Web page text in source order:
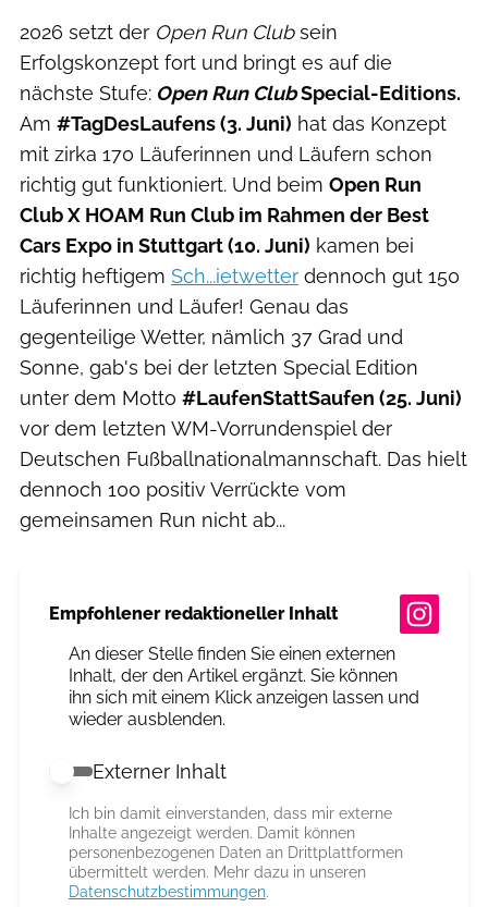
2026 setzt der Open Run Clubsein
Erfolgskonzept fort und bringt es auf die
nächste Stufe: Open Run ClubSpecial-Editions.
Am #TagDesLaufens (3. Juni) hat das Konzept
mit zirka 170 Läuferinnen und Läufern schon
richtig gut funktioniert. Und beim Open Run
Club X HOAM Run Club im Rahmen der Best
Cars Expo in Stuttgart (10. Juni) kamen bei
richtig heftigem Sch...ietwetter dennoch gut 150
Läuferinnen und Läufer! Genau das
gegenteilige Wetter, nämlich 37 Grad und
Sonne, gab's bei der letzten Special Edition
unter dem Motto #LaufenStattSaufen (25. Juni)
vor dem letzten WM-Vorrundenspiel der
Deutschen Fußballnationalmannschaft. Das hielt
dennoch 100 positiv Verrückte vom
gemeinsamen Run nicht ab...
Empfohlener redaktioneller Inhalt
An dieser Stelle finden Sie einen externen
Inhalt, der den Artikel ergänzt. Sie können
ihn sich mit einem Klick anzeigen lassen und
wieder ausblenden.
Externer Inhalt erlauben
Externer Inhalt
Ich bin damit einverstanden, dass mir externe
Inhalte angezeigt werden. Damit können
personenbezogenen Daten an Drittplattformen
übermittelt werden. Mehr dazu in unseren
Datenschutzbestimmungen.